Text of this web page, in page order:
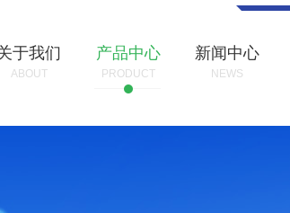
于我们
ABOUT
产品中心
PRODUCT
新闻中心
NEWS